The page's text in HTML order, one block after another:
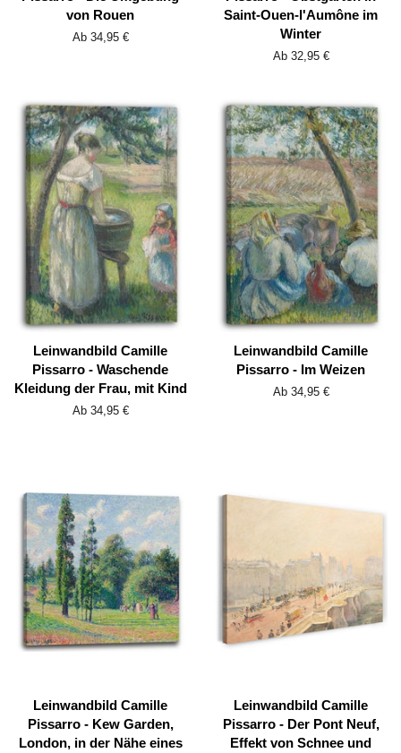
von Rouen
Ab 34,95 €
Saint-Ouen-l'Aumône im
Winter
Ab 32,95 €
Leinwandbild Camille
Pissarro - Waschende
Kleidung der Frau, mit Kind
Ab 34,95 €
Leinwandbild Camille
Pissarro - Im Weizen
Ab 34,95 €
Leinwandbild Camille
Pissarro - Kew Garden,
London, in der Nähe eines
Leinwandbild Camille
Pissarro - Der Pont Neuf,
Effekt von Schnee und